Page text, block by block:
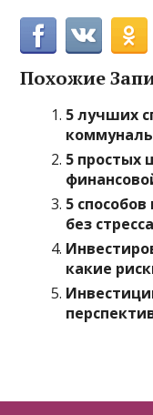
Похожие
5 лучших
5 простых
5
без стресса
какие